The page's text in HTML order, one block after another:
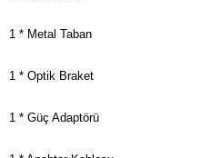
1 * Metal Taban
1 * Optik Braket
1 * Güç Adaptörü